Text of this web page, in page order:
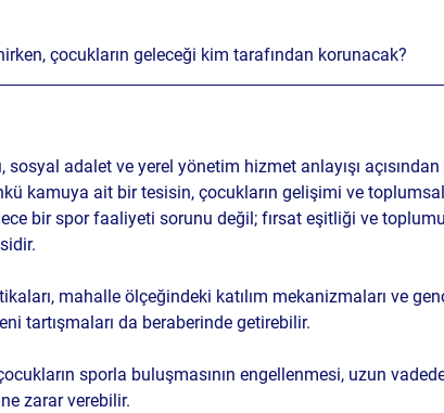
çocukların geleceği kim tarafından korunacak?
sosyal adalet ve yerel yönetim hizmet anlayışı
kamuya ait bir tesisin, çocukların gelişimi ve
bir spor faaliyeti sorunu değil; fırsat eşitliği ve
mahalle ölçeğindeki katılım mekanizmaları ve
tartışmaları da beraberinde getirebilir.
sporla buluşmasının engellenmesi, uzun
zarar verebilir.